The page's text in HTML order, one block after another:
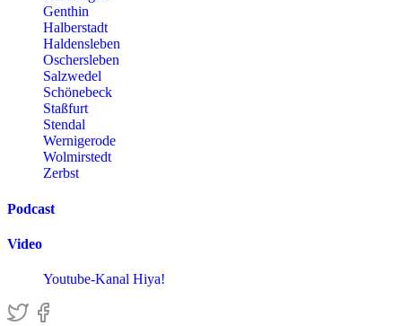
Genthin
Halberstadt
Haldensleben
Oschersleben
Salzwedel
Schönebeck
Staßfurt
Stendal
Wernigerode
Wolmirstedt
Zerbst
Podcast
Video
Youtube-Kanal Hiya!